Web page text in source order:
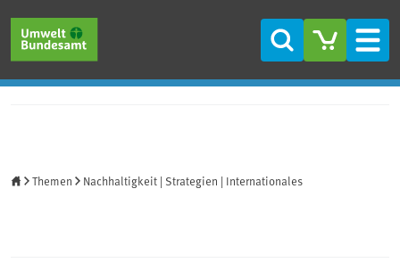
Suche
Themen Nachhaltigkeit | Strategien | Internationales